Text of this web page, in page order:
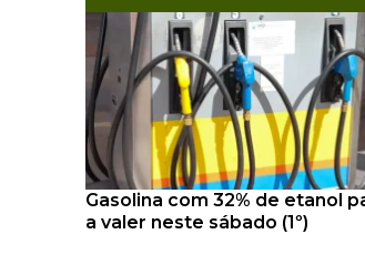
Gasolina com 32% de etanol
a valer neste sábado (1º)